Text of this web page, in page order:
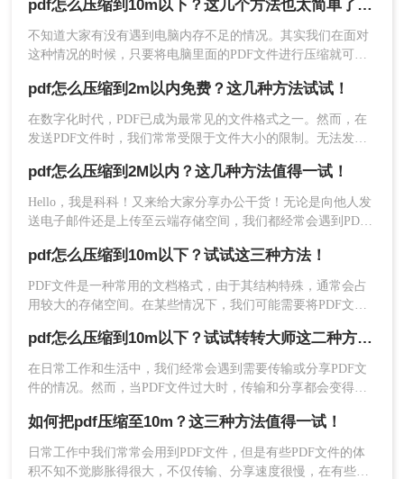
3、如果对压缩有要求，还可以设置一下压缩程度。
4、点击开始压缩，等待压缩结果。
5、压缩完成，我们可以看到压缩后的体积，是不是
小了很多呢，点击下载文件就可以了。
件压缩到较小的尺寸，比如10MB以内。那么pdf如何压缩到
10m以内呢？本文将介绍几种常见且实用的方法来帮助您实现
这一目标。
pdf怎么压缩到10m以下？这几个方法也太简单了吧！
不知道大家有没有遇到电脑内存不足的情况。其实我们在面对
这种情况的时候，只要将电脑里面的PDF文件进行压缩就可以
pdf怎么压缩到2m以内免费？这几种方法试试！
在数字化时代，PDF已成为最常见的文件格式之一。然而，在
发送PDF文件时，我们常常受限于文件大小的限制。无法发送
到2m以内免费呢？本文将为您揭秘一些免费的方法，帮助您将
PDF文件压缩到2MB以下，并确保保持文件质量。
pdf怎么压缩到2M以内？这几种方法值得一试！
Hello，我是科科！又来给大家分享办公干货！无论是向他人发
送电子邮件还是上传至云端存储空间，我们都经常会遇到PDF
来传递信息，但我们不知道pdf怎么压缩到2M以内。不用担
心，本文将告诉你一些简单而有效的方法来压缩PDF文件，使
其在2M以内。
pdf怎么压缩到10m以下？试试这三种方法！
​PDF文件是一种常用的文档格式，由于其结构特殊，通常会占
用较大的存储空间。在某些情况下，我们可能需要将PDF文件
么压缩到10m以下方法。
pdf怎么压缩到10m以下？试试转转大师这二种方法!
在日常工作和生活中，我们经常会遇到需要传输或分享PDF文
件的情况。然而，当PDF文件过大时，传输和分享都会变得非
PDF文件压缩到10M以下。那么pdf怎么压缩到10m以下呢？本
文将介绍两种使用转转大师压缩PDF文件的方法。
如何把pdf压缩至10m？这三种方法值得一试！
日常工作中我们常常会用到PDF文件，但是有些PDF文件的体
积不知不觉膨胀得很大，不仅传输、分享速度很慢，在有些平